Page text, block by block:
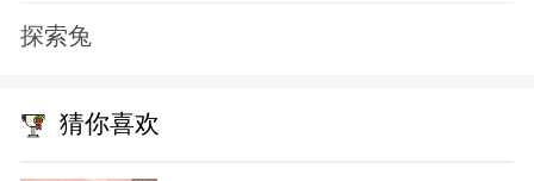
探索兔
猜你喜欢